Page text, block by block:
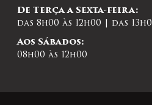
De Terça a Sexta-feira:
das 8h00 às 12h00 | das
Aos Sábados:
08h00 às 12h00